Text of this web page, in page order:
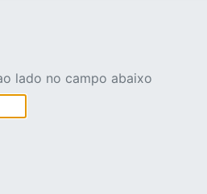
lado no campo abaixo